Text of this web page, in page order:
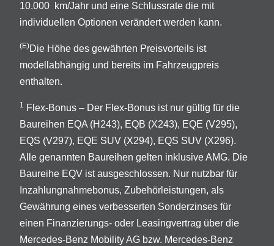
10.000 km/Jahr und eine Schlussrate die mit
individuellen Optionen verändert werden kann.
(E)Die Höhe des gewährten Preisvorteils ist
modellabhängig und bereits im Fahrzeugpreis
enthalten.
1 Flex-Bonus – Der Flex-Bonus ist nur gültig für die
Baureihen EQA (H243), EQB (X243), EQE (V295),
EQS (V297), EQE SUV (X294), EQS SUV (X296).
Alle genannten Baureihen gelten inklusive AMG. Die
Baureihe EQV ist ausgeschlossen. Nur nutzbar für
Inzahlungnahmebonus, Zubehörleistungen, als
Gewährung eines verbesserten Sonderzinses für
einen Finanzierungs- oder Leasingvertrag über die
Mercedes-Benz Mobility AG bzw. Mercedes-Benz